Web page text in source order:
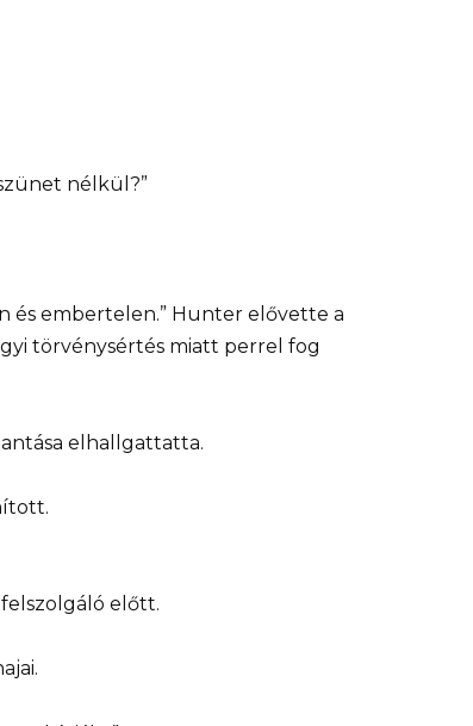
nélkül?”
és embertelen.” Hunter elővette a
törvénysértés miatt perrel fog
elhallgattatta.
előtt.